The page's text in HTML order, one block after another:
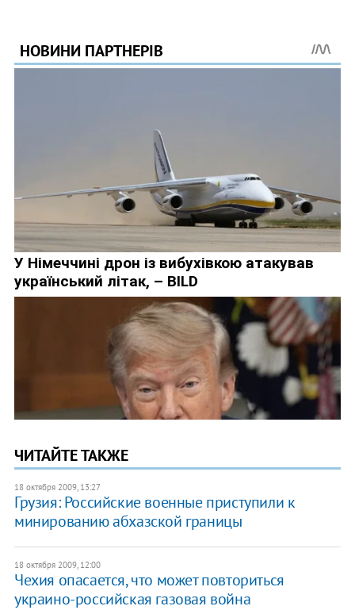
ЧИТАЙТЕ ТАКЖЕ
18 октября 2009, 13:27
Грузия: Российские военные приступили к
минированию абхазской границы
18 октября 2009, 12:00
Чехия опасается, что может повториться
украино-российская газовая война